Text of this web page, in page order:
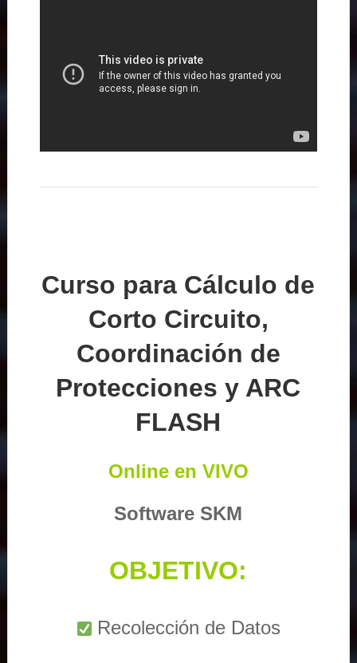
Curso para Cálculo de
Corto Circuito,
Coordinación de
Protecciones y ARC
FLASH
Online en VIVO
Software SKM
OBJETIVO:
Recolección de Datos